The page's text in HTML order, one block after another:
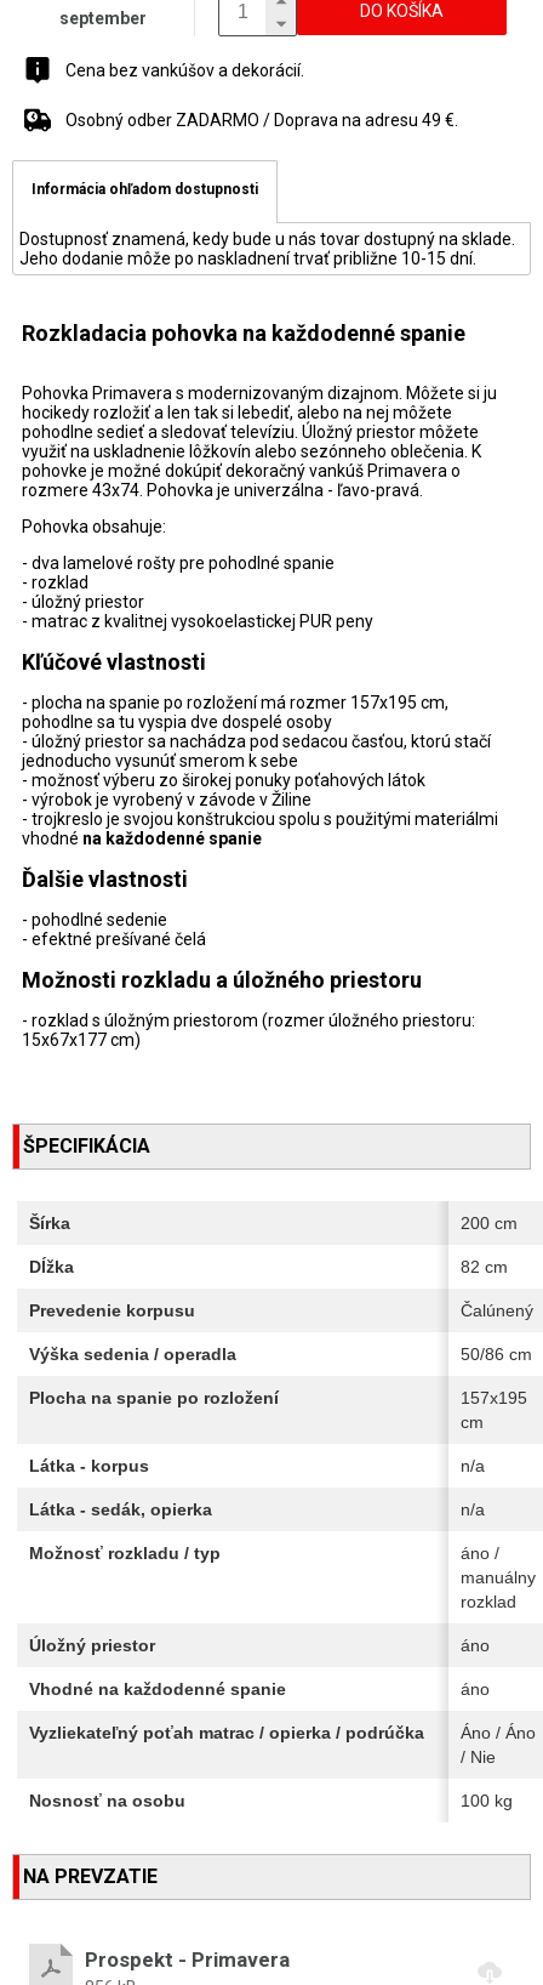
september DO KOŠÍKA
Cena bez vankúšov a dekorácií.
Osobný odber ZADARMO / Doprava na adresu 49 €.
Informácia ohľadom dostupnosti
Dostupnosť znamená, kedy bude u nás tovar dostupný na sklade.
Jeho dodanie môže po naskladnení trvať približne 10-15 dní.
Rozkladacia pohovka na každodenné spanie
Pohovka Primavera s modernizovaným dizajnom. Môžete si ju
hocikedy rozložiť a len tak si lebediť, alebo na nej môžete
pohodlne sedieť a sledovať televíziu. Úložný priestor môžete
využiť na uskladnenie lôžkovín alebo sezónneho oblečenia. K
pohovke je možné dokúpiť dekoračný vankúš Primavera o
rozmere 43x74. Pohovka je univerzálna - ľavo-pravá.
Pohovka obsahuje:
- dva lamelové rošty pre pohodlné spanie
- rozklad
- úložný priestor
- matrac z kvalitnej vysokoelastickej PUR peny
Kľúčové vlastnosti
- plocha na spanie po rozložení má rozmer 157x195 cm,
pohodlne sa tu vyspia dve dospelé osoby
- úložný priestor sa nachádza pod sedacou časťou, ktorú stačí
jednoducho vysunúť smerom k sebe
- možnosť výberu zo širokej ponuky poťahových látok
- výrobok je vyrobený v závode v Žiline
- trojkreslo je svojou konštrukciou spolu s použitými materiálmi
vhodné na každodenné spanie
Ďalšie vlastnosti
- pohodlné sedenie
- efektné prešívané čelá
Možnosti rozkladu a úložného priestoru
- rozklad s úložným priestorom (rozmer úložného priestoru:
15x67x177 cm)
ŠPECIFIKÁCIA
Šírka 200 cm
Dĺžka 82 cm
Prevedenie korpusu Čalúnený
Výška sedenia / operadla 50/86 cm
Plocha na spanie po rozložení
157x195
cm
Látka - korpus n/a
Látka - sedák, opierka n/a
Možnosť rozkladu / typ
áno /
manuálny
rozklad
Úložný priestor áno
Vhodné na každodenné spanie áno
Vyzliekateľný poťah matrac / opierka / podrúčka
Áno / Áno
/ Nie
Nosnosť na osobu 100 kg
NA PREVZATIE
Prospekt - Primavera